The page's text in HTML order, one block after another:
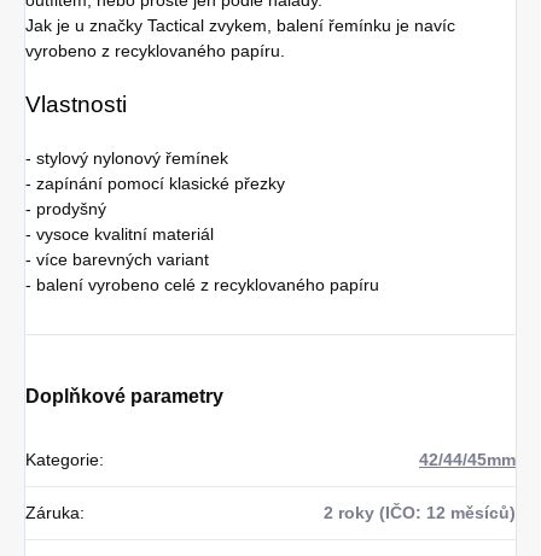
Jak je u značky Tactical zvykem, balení řemínku je navíc
vyrobeno z recyklovaného papíru.
Vlastnosti
- stylový nylonový řemínek
- zapínání pomocí klasické přezky
- prodyšný
- vysoce kvalitní materiál
- více barevných variant
- balení vyrobeno celé z recyklovaného papíru
Doplňkové parametry
Kategorie: 42/44/45mm
Záruka: 2 roky (IČO: 12 měsíců)